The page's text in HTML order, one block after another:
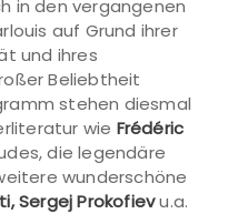
in den vergangenen
auf Grund ihrer
und ihres
Beliebtheit
stehen diesmal
wie Frédéric
die legendäre
wunderschöne
Sergej Prokofievu.a.